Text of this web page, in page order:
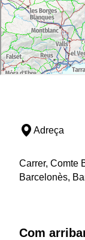
Adreça
Carrer, Comte
Barcelonès,
Com